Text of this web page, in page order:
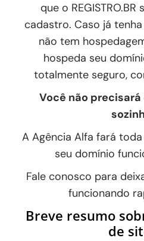
que o
cadastro. Caso já
não tem
hospeda seu
totalmente seguro,
Você não
A Agência Alfa fará
seu domínio
Fale conosco para
funcionando
Breve resumo
de